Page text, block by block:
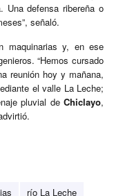
Una defensa ribereña o
señaló.
maquinarias y, en ese
“Hemos cursado
reunión hoy y mañana,
el valle La Leche;
pluvial de Chiclayo,
río La Leche